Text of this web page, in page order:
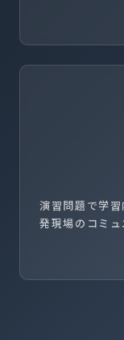
演習問題で学
発現場のコミ